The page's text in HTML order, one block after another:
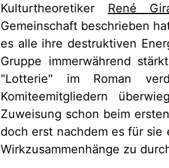
Kulturtheoretiker René
Gemeinschaft beschrieben
es alle ihre destruktiven
Gruppe immerwährend
"Lotterie" im Roman
Komiteemitgliedern
Zuweisung schon beim
doch erst nachdem es für
Wirkzusammenhänge zu